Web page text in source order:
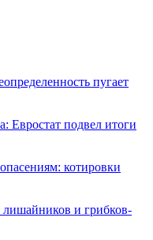
пугает
Евростат подвел итоги
котировки
лишайников и грибков-